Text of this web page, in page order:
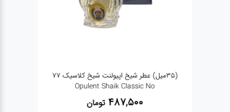
(35میل) عطر شیخ اپیولنت شیخ کلاسیک 77
Opulent Shaik Classic No
487,500 تومان